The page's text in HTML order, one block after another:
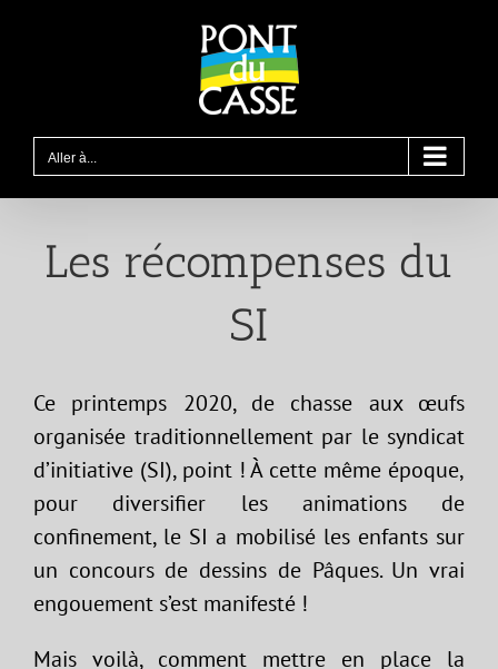
Aller à...
Les récompenses du
SI
Ce printemps 2020, de chasse aux œufs
organisée traditionnellement par le syndicat
d’initiative (SI), point ! À cette même époque,
pour diversifier les animations de
confinement, le SI a mobilisé les enfants sur
un concours de dessins de Pâques. Un vrai
engouement s’est manifesté !
Mais voilà, comment mettre en place la